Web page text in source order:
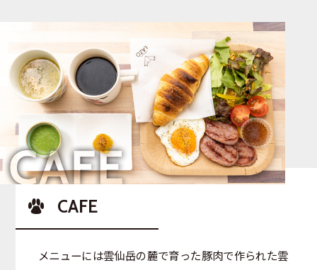
CAFE
メニューには雲仙岳の麓で育った豚肉で作られた雲